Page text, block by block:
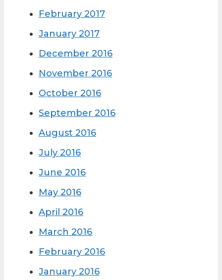
February 2017
January 2017
December 2016
November 2016
October 2016
September 2016
August 2016
July 2016
June 2016
May 2016
April 2016
March 2016
February 2016
January 2016